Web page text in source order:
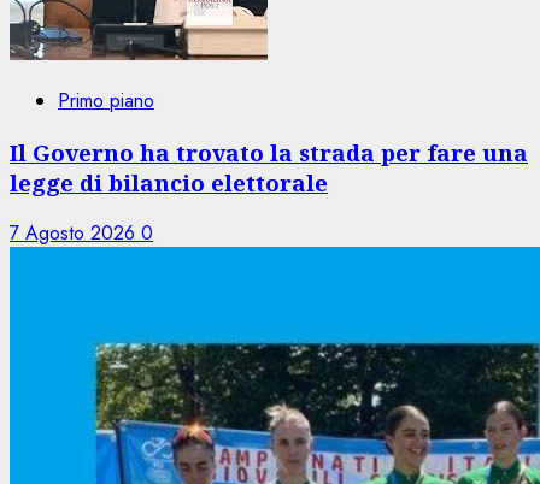
Primo piano
Il Governo ha trovato la strada per fare una
legge di bilancio elettorale
7 Agosto 2026 0